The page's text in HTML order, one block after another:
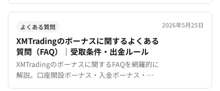
しく解説。
よくある質問
XMTradingのボーナスに関するよくある
質問（FAQ）｜受取条件・出金ルール
XMTradingのボーナスに関するFAQを網羅的に
解説。口座開設ボーナス・入金ボーナス・
XMTradingポイントの受取条件・出金ルール・
2026年5月25日